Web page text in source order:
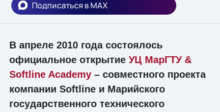
Подписаться в MAX
В апреле 2010 года состоялось
официальное открытие УЦ МарГТУ &
Softline Academy– совместного проекта
компании Softline и Марийского
государственного технического